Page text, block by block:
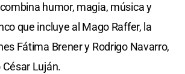
humor, magia, música y
que incluye al Mago Raffer, la
Fátima Brener y Rodrigo Navarro,
Luján.